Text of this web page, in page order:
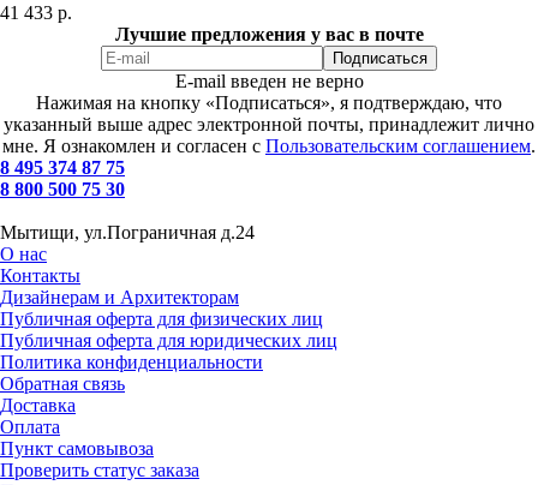
41 433 р.
Лучшие предложения у вас в почте
E-mail введен не верно
Нажимая на кнопку «Подписаться», я подтверждаю, что
указанный выше адрес электронной почты, принадлежит лично
мне. Я ознакомлен и согласен с Пользовательским соглашением.
8 495 374 87 75
8 800 500 75 30
Мытищи, ул.Пограничная д.24
О нас
Контакты
Дизайнерам и Архитекторам
Публичная оферта для физических лиц
Публичная оферта для юридических лиц
Политика конфиденциальности
Обратная связь
Доставка
Оплата
Пункт самовывоза
Проверить статус заказа